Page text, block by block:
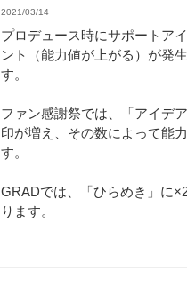
2021/03/14
プロデュース時にサポートア
ント（能力値が上がる）が発
す。
ファン感謝祭では、「アイデ
印が増え、その数によって能
す。
GRADでは、「ひらめき」に
ります。